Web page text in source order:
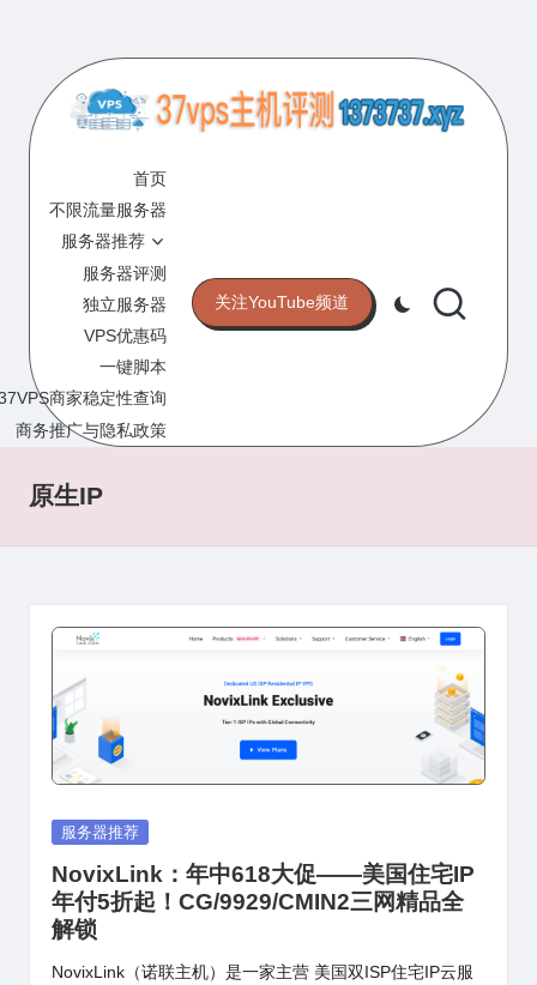
content
7
V
P
S
主
机
评
测
的
VPS
网
站
首页
不限流量服务器
服务器推荐
服务器评测
独立服务器
VPS优惠码
一键脚本
商家稳定性查询
商务推广与隐私政策
关注YouTube频道
原生IP
Posted
服务器推荐
NovixLink：年中618大促——美国住宅IP
年付5折起！CG/9929/CMIN2三网精品全
解锁
NovixLink（诺联主机）是一家主营 美国双ISP住宅IP云服